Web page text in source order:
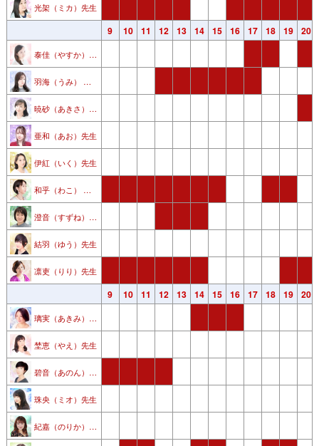
光架（ミカ）先生
泰佳（やすか）先生
羽海（うみ） 先生
暁砂（あきさ）先生
亜和（あお）先生
伊紅（いく）先生
和乎（わこ） 先生
澄音（すずね） 先生
結羽（ゆう）先生
凛吏（りり）先生
璃実（あきみ）先生
埜恵（やえ）先生
碧音（あのん） 先生
珠央（ミオ）先生
紀嘉（のりか） 先生
9
9
10
10
11
11
12
12
13
13
14
14
15
15
16
16
17
17
18
18
19
19
20
20